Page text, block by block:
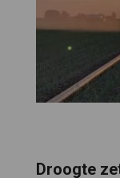
Droogte